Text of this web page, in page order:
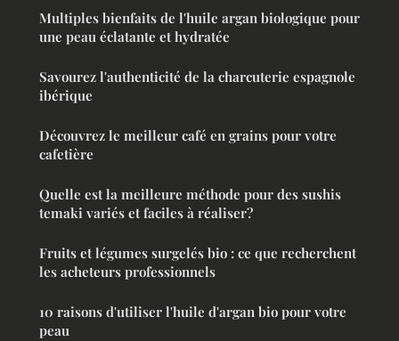
Multiples bienfaits de l'huile argan biologique pour
une peau éclatante et hydratée
Savourez l'authenticité de la charcuterie espagnole
ibérique
Découvrez le meilleur café en grains pour votre
cafetière
Quelle est la meilleure méthode pour des sushis
temaki variés et faciles à réaliser?
Fruits et légumes surgelés bio : ce que recherchent
les acheteurs professionnels
10 raisons d'utiliser l'huile d'argan bio pour votre
peau